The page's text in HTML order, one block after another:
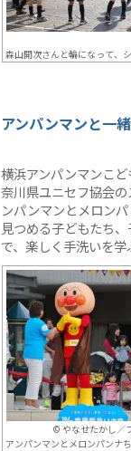
森山開次さんと輪になって、
アンパンマンと一
横浜アンパンマンこ
奈川県ユニセフ協会
ンパンマンとメロン
見つめる子どもたち
で、楽しく手洗いを学
© やなせたかし／
アンパンマンとメロンパンナ